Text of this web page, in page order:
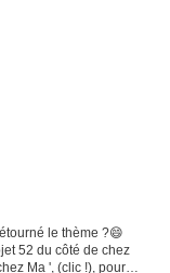
le thème ?😄
52 du côté de chez
Ma ', (clic !), pour